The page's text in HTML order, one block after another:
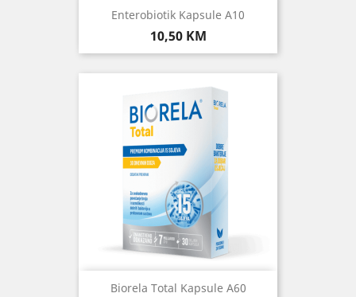
Enterobiotik Kapsule A10
Cijena
10,50 KM
Biorela Total Kapsule A60